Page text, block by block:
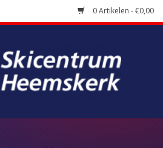
0 Artikelen - €0,00